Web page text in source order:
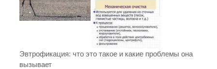
Эвтрофикация: что это такое и какие проблемы она
вызывает